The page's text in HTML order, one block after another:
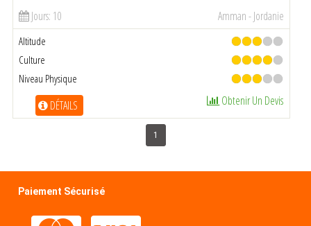
Jours: 10
Amman - Jordanie
Altitude
Culture
Niveau Physique
DÉTAILS Obtenir Un Devis
1
Paiement Sécurisé